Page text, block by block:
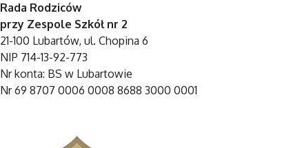
Rada Rodziców
przy Zespole Szkół nr 2
21-100 Lubartów, ul. Chopina 6
NIP 714-13-92-773
Nr konta: BS w Lubartowie
Nr 69 8707 0006 0008 8688 3000 0001